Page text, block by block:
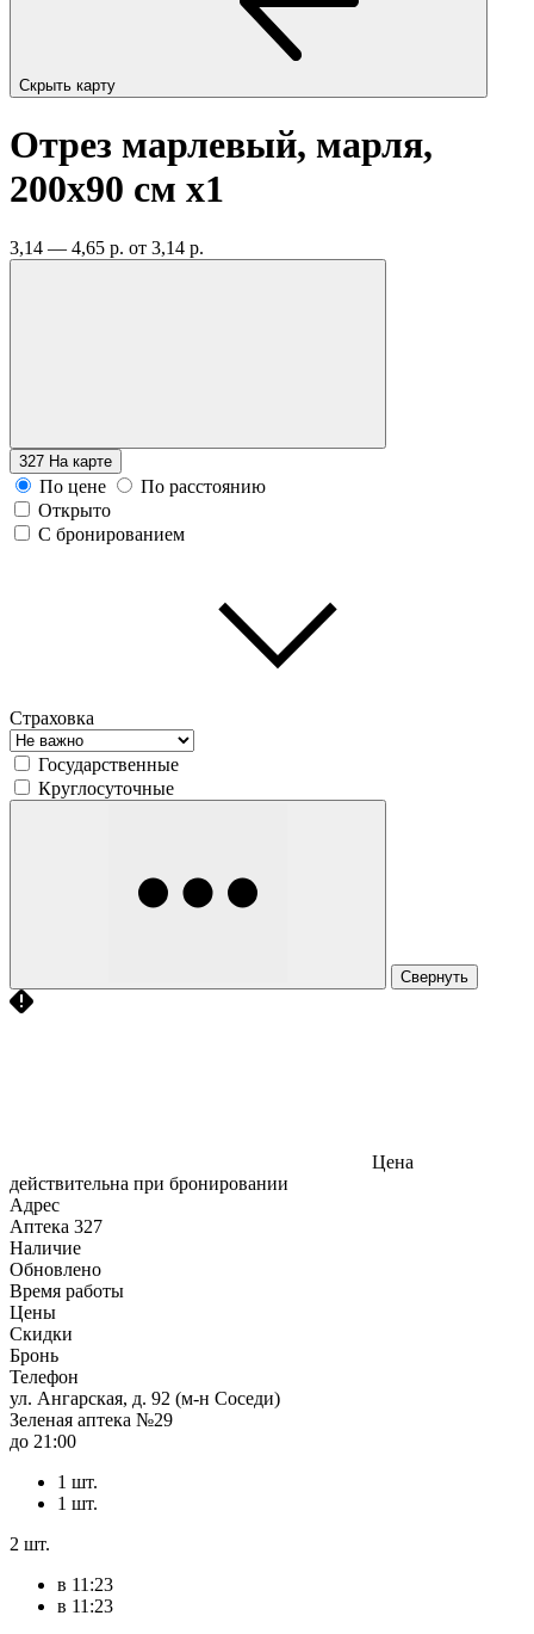
Скрыть карту
Отрез марлевый, марля,
200х90 см x1
3,14 — 4,65 р. от 3,14 р.
327 На карте
По цене
По расстоянию
Открыто
С бронированием
Страховка
Государственные
Круглосуточные
Свернуть
Цена
действительна при бронировании
Адрес
Аптека 327
Наличие
Обновлено
Время работы
Цены
Скидки
Бронь
Телефон
ул. Ангарская, д. 92 (м-н Соседи)
Зеленая аптека №29
до 21:00
1 шт.
1 шт.
2 шт.
в 11:23
в 11:23